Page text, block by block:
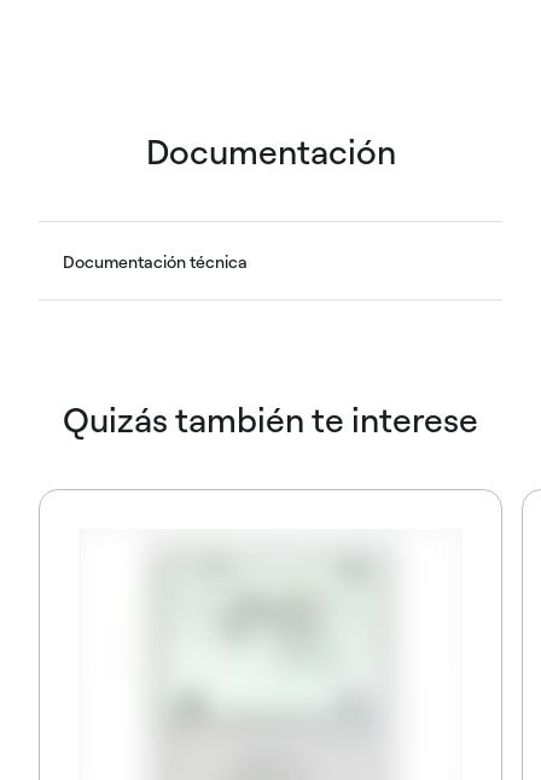
Documentación
Documentación técnica
Quizás también te interese